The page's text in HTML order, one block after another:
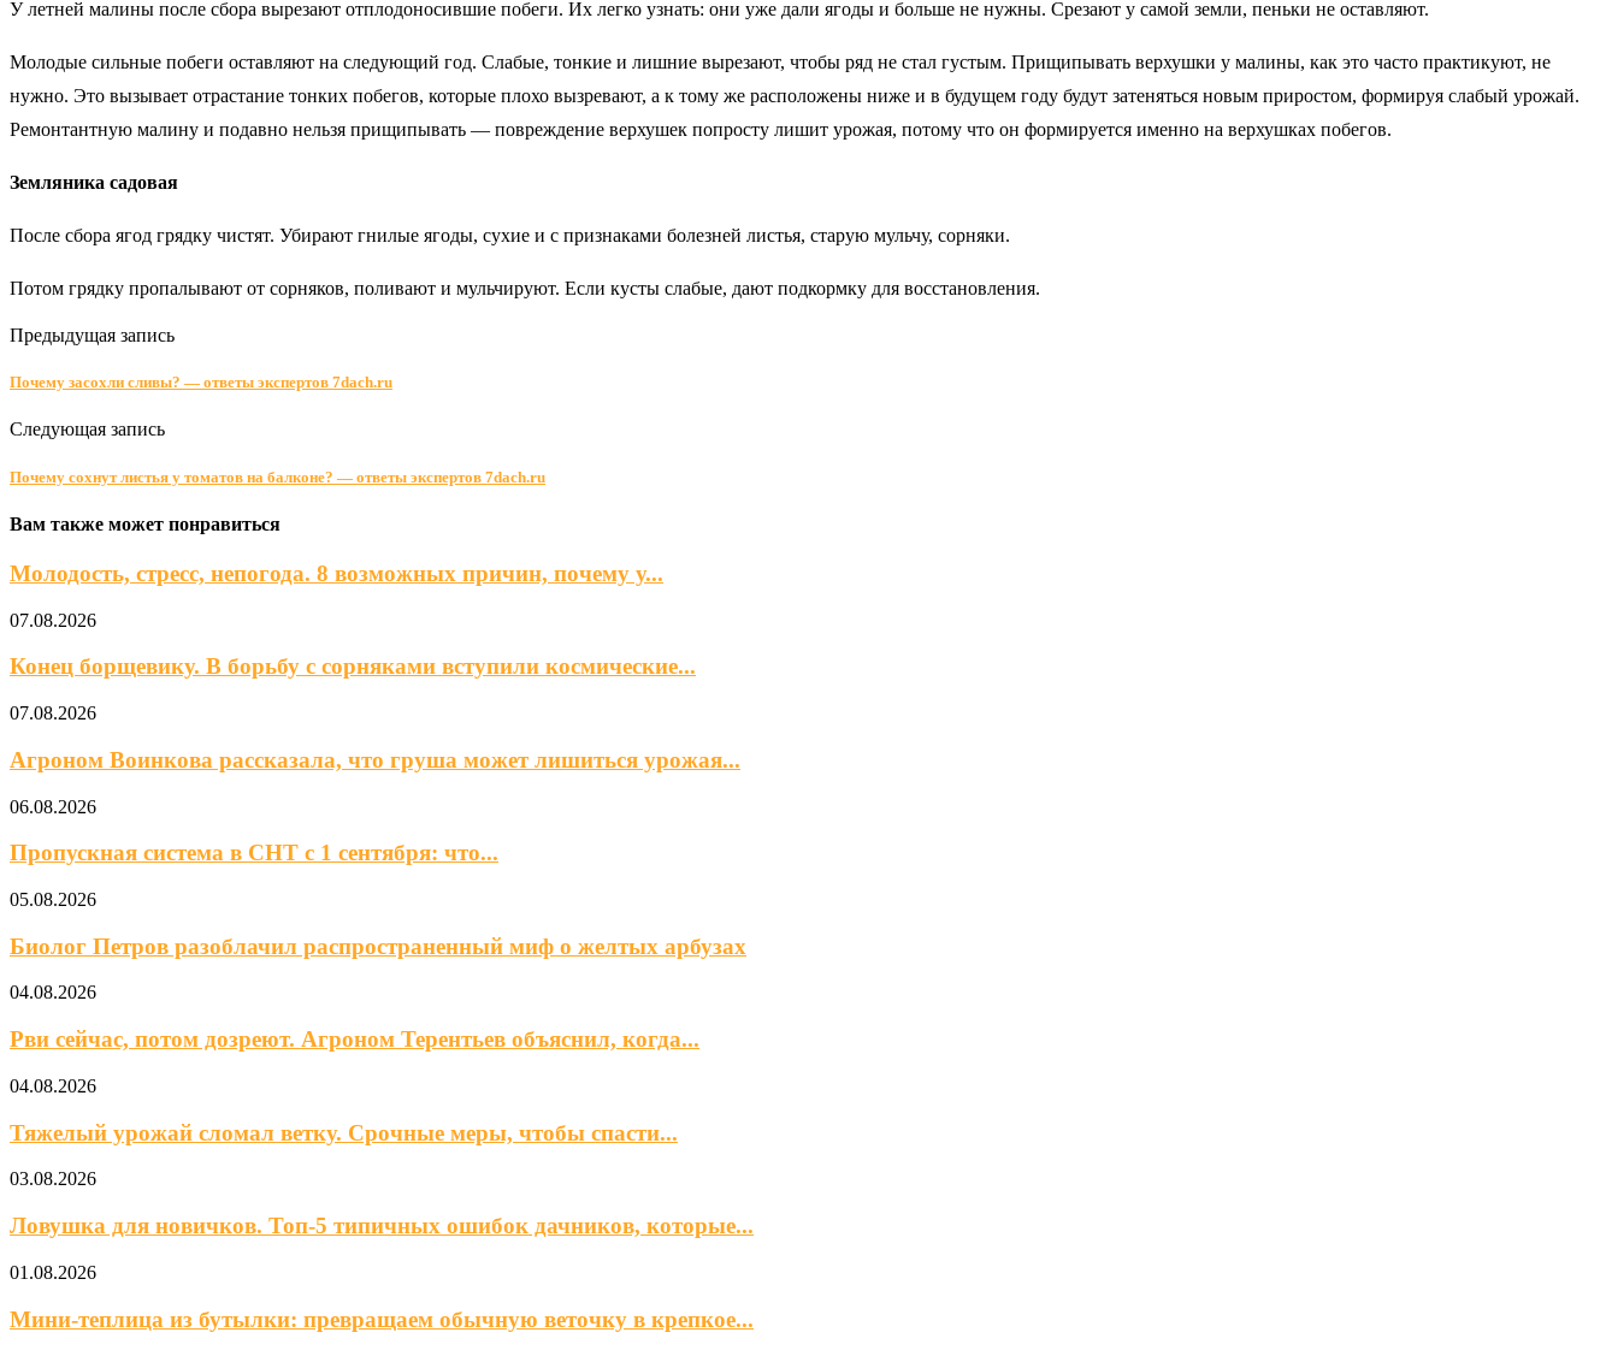
У летней малины после сбора вырезают отплодоносившие побеги. Их легко узнать: они уже дали ягоды и больше не нужны. Срезают у самой земли, пеньки не оставляют.
Молодые сильные побеги оставляют на следующий год. Слабые, тонкие и лишние вырезают, чтобы ряд не стал густым. Прищипывать верхушки у малины, как это часто практикуют, не
нужно. Это вызывает отрастание тонких побегов, которые плохо вызревают, а к тому же расположены ниже и в будущем году будут затеняться новым приростом, формируя слабый урожай.
Ремонтантную малину и подавно нельзя прищипывать — повреждение верхушек попросту лишит урожая, потому что он формируется именно на верхушках побегов.
Земляника садовая
После сбора ягод грядку чистят. Убирают гнилые ягоды, сухие и с признаками болезней листья, старую мульчу, сорняки.
Потом грядку пропалывают от сорняков, поливают и мульчируют. Если кусты слабые, дают подкормку для восстановления.
Предыдущая запись
Почему засохли сливы? — ответы экспертов 7dach.ru
Следующая запись
Почему сохнут листья у томатов на балконе? — ответы экспертов 7dach.ru
Вам также может понравиться
Молодость, стресс, непогода. 8 возможных причин, почему у...
07.08.2026
Конец борщевику. В борьбу с сорняками вступили космические...
07.08.2026
Агроном Воинкова рассказала, что груша может лишиться урожая...
06.08.2026
Пропускная система в СНТ с 1 сентября: что...
05.08.2026
Биолог Петров разоблачил распространенный миф о желтых арбузах
04.08.2026
Рви сейчас, потом дозреют. Агроном Терентьев объяснил, когда...
04.08.2026
Тяжелый урожай сломал ветку. Срочные меры, чтобы спасти...
03.08.2026
Ловушка для новичков. Топ-5 типичных ошибок дачников, которые...
01.08.2026
Мини‑теплица из бутылки: превращаем обычную веточку в крепкое...